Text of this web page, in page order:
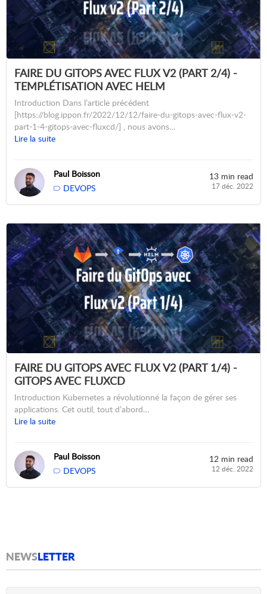
FAIRE DU GITOPS AVEC FLUX V2 (PART 2/4) -
TEMPLÉTISATION AVEC HELM
Introduction Dans l’article précédent
[https://blog.ippon.fr/2022/12/12/faire-du-gitops-avec-flux-v2-
part-1-4-gitops-avec-fluxcd/] , nous avons…
Lire la suite
Paul Boisson
DEVOPS
13 min read
17 déc. 2022
FAIRE DU GITOPS AVEC FLUX V2 (PART 1/4) -
GITOPS AVEC FLUXCD
Introduction Kubernetes a révolutionné la façon de gérer ses
applications. Cet outil, tout d’abord…
Lire la suite
Paul Boisson
DEVOPS
12 min read
12 déc. 2022
NEWSLETTER